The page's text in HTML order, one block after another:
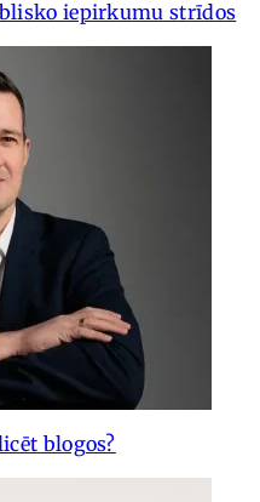
iepirkumu strīdos
blogos?